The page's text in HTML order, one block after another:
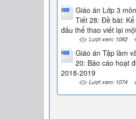
Giáo án Lớp 3
Tiết 28: Đề bài:
đấu thể thao viết lại
Lượt xem: 1082
Giáo án Tập làm
20: Báo cáo hoạt
2018-2019
Lượt xem: 1074